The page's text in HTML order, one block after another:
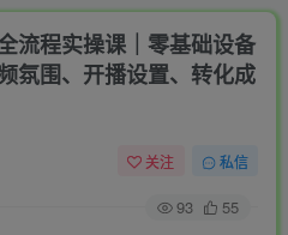
流程实操课｜零基础设备
氛围、开播设置、转化成
关注 私信
93 55